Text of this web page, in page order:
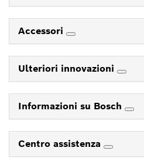
Accessori
Ulteriori innovazioni
Informazioni su Bosch
Centro assistenza